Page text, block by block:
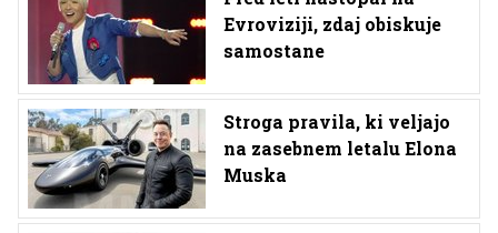
Evroviziji, zdaj obiskuje
samostane
Stroga pravila, ki veljajo
na zasebnem letalu Elona
Muska